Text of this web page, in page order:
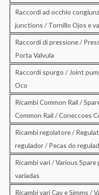
Raccordi ad occhio
junctions / Tornillo Ojos e
Raccordi di pressione /
Porta Valvula
Raccordi spurgo / Joint
Oco
Ricambi Common Rail /
Common Rail / Coneccoes
Ricambi regolatore /
regulador / Pecas do
Ricambi vari / Various
variadas
Ricambi vari Cav e Simms /